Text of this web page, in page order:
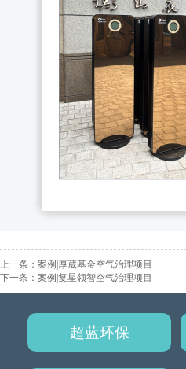
上一条： 案例|厚葳基金空气治理项目
下一条： 案例|复星领智空气治理项目
超蓝环保